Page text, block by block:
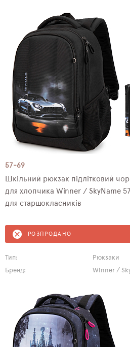
57-69
Шкільний рюкзак підлітковий
для хлопчика Winner / SkyName
для старшокласників
РОЗПРОДАНО
Тип:
Рюкзаки
Бренд:
Winner /